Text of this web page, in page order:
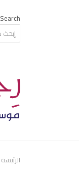
Search
الرئيسة